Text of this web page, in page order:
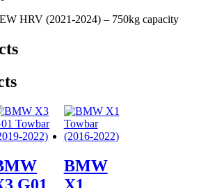
HRV (2021-2024) – 750kg capacity
G01
BMW
X1